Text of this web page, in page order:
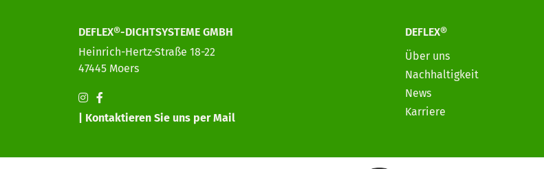
DEFLEX®-DICHTSYSTEME GMBH
Heinrich-Hertz-Straße 18-22
47445 Moers
| Kontaktieren Sie uns per Mail
DEFLEX®
Über uns
Nachhaltigkeit
News
Karriere